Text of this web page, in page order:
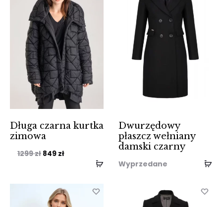
Długa czarna kurtka
zimowa
1299zł Pierwotna
1299 zł.
849 złAktualna
849 zł.
Dwurzędowy
płaszcz wełniany
damski czarny
Wyprzedane